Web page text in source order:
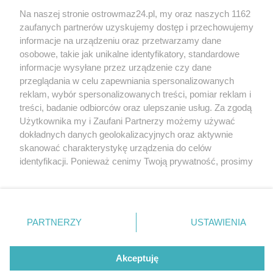
INFORMATOR
Bankomaty
Msze święte
Nocna pomoc lekarska
Taxi
REKLAMA
Banery i artykuły
Reklama wideo
Copyright 2010-2026 OstrowMaz24.pl. Realizacja:PRO-
Współpraca serwis
Na naszej stronie ostrowmaz24.pl, my oraz naszych 1162
zaufanych partnerów uzyskujemy dostęp i przechowujemy
informacje na urządzeniu oraz przetwarzamy dane
osobowe, takie jak unikalne identyfikatory, standardowe
informacje wysyłane przez urządzenie czy dane
przeglądania w celu zapewniania spersonalizowanych
reklam, wybór spersonalizowanych treści, pomiar reklam i
treści, badanie odbiorców oraz ulepszanie usług. Za zgodą
Użytkownika my i Zaufani Partnerzy możemy używać
dokładnych danych geolokalizacyjnych oraz aktywnie
skanować charakterystykę urządzenia do celów
identyfikacji. Ponieważ cenimy Twoją prywatność, prosimy
prywatności znajdujący się w lewym dolnym rogu strony
. Niektóre rodzaje przetwarzania danych nie wymagają
zgody użytkownika, ale masz prawo sprzeciwić się
takiemu przetwarzaniu. Preferencje będą miały
zastosowania tylko na tej witrynie.
PARTNERZY USTAWIENIA
Akceptuję